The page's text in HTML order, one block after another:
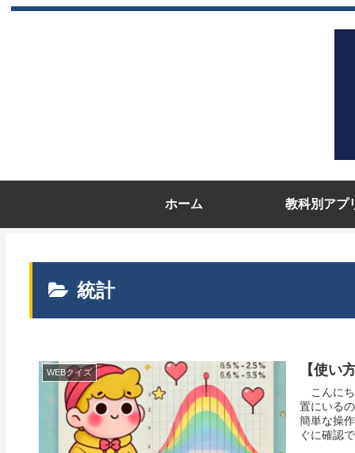
ホーム 教科別アプ
統計
WEBクイズ 【使い
こんにち
置にいる
簡単な操
ぐに確認